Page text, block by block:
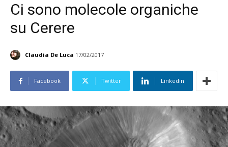
Ci sono molecole organiche
su Cerere
Claudia De Luca 17/02/2017
Facebook Twitter Linkedin